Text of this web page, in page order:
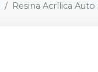
Resina Acrílica